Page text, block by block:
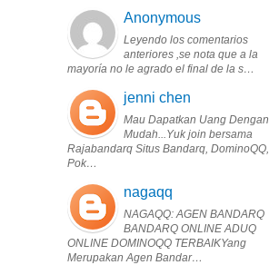
Anonymous
Leyendo los comentarios
anteriores ,se nota que a la
mayoría no le agrado el final de la s…
jenni chen
Mau Dapatkan Uang Dengan
Mudah...Yuk join bersama
Rajabandarq Situs Bandarq, DominoQQ,
Pok…
nagaqq
NAGAQQ: AGEN BANDARQ
BANDARQ ONLINE ADUQ
ONLINE DOMINOQQ TERBAIKYang
Merupakan Agen Bandar…